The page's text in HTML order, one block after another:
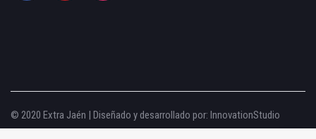
© 2020 Extra Jaén | Diseñado y desarrollado por: InnovationStudio